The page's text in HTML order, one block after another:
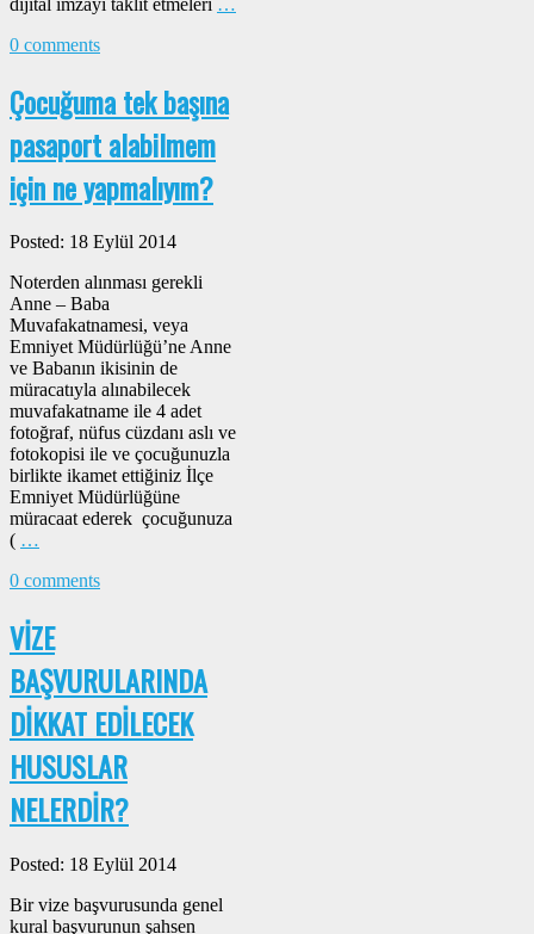
0 comments
Çocuğuma tek başına
pasaport alabilmem
için ne yapmalıyım?
Posted: 18 Eylül 2014
Noterden alınması gerekli
Anne – Baba
Muvafakatnamesi, veya
Emniyet Müdürlüğü’ne Anne
ve Babanın ikisinin de
müracatıyla alınabilecek
muvafakatname ile 4 adet
fotoğraf, nüfus cüzdanı aslı ve
fotokopisi ile ve çocuğunuzla
birlikte ikamet ettiğiniz İlçe
Emniyet Müdürlüğüne
müracaat ederek çocuğunuza
( …
0 comments
VİZE
BAŞVURULARINDA
DİKKAT EDİLECEK
HUSUSLAR
NELERDİR?
Posted: 18 Eylül 2014
Bir vize başvurusunda genel
kural başvurunun şahsen